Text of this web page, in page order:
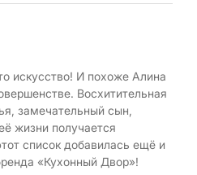
искусство! И похоже Алина
Восхитительная
замечательный сын,
жизни получается
список добавилась ещё и
«Кухонный Двор»!